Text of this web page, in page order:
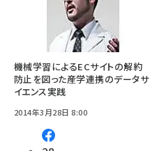
機械学習によるECサイトの解約
防止を図った産学連携のデータサ
イエンス実践
2014年3月28日 8:00